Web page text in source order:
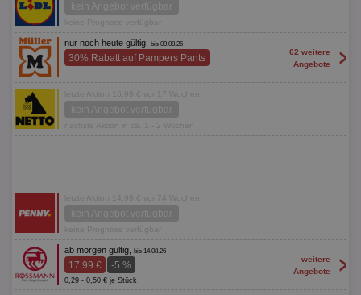
kein Angebot verfügbar
keine Prognose verfügbar
nur noch heute gültig, bis 09.08.26
30% Rabatt auf Pampers Pants
62 weitere
Angebote
>
letzte Aktion 16,99 € vor 17 Wochen
kein Angebot verfügbar
nächste Aktion in ca. 1 - 2 Wochen
letzte Aktion 14,99 € vor 74 Wochen
kein Angebot verfügbar
keine Prognose verfügbar
ab morgen gültig, bis 14.08.26
17,99 € -5 %
0,29 - 0,50 € je Stück
weitere
Angebote
>